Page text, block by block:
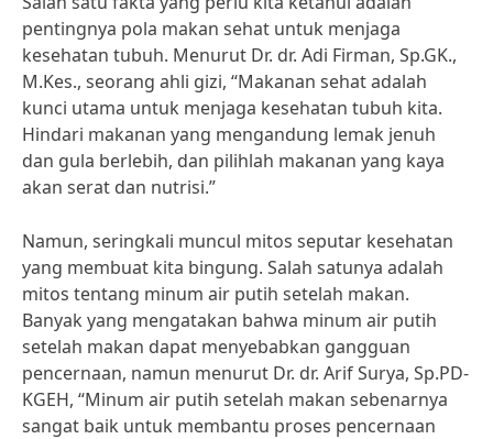
pentingnya pola makan sehat untuk menjaga
kesehatan tubuh. Menurut Dr. dr. Adi Firman, Sp.GK.,
M.Kes., seorang ahli gizi, “Makanan sehat adalah
kunci utama untuk menjaga kesehatan tubuh kita.
Hindari makanan yang mengandung lemak jenuh
dan gula berlebih, dan pilihlah makanan yang kaya
akan serat dan nutrisi.”
Namun, seringkali muncul mitos seputar kesehatan
yang membuat kita bingung. Salah satunya adalah
mitos tentang minum air putih setelah makan.
Banyak yang mengatakan bahwa minum air putih
setelah makan dapat menyebabkan gangguan
pencernaan, namun menurut Dr. dr. Arif Surya, Sp.PD-
KGEH, “Minum air putih setelah makan sebenarnya
sangat baik untuk membantu proses pencernaan